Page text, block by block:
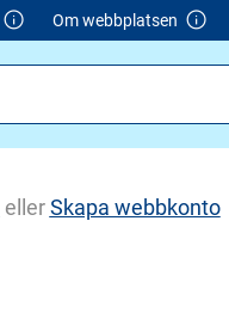
Om webbplatsen
ellerSkapa webbkonto